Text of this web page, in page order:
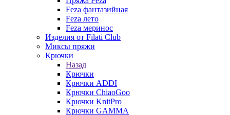
Feza фантазийная
Feza лето
Feza меринос
Изделия от Filati Club
Миксы пряжи
Крючки
Назад
Крючки
Крючки ADDI
Крючки ChiaoGoo
Крючки KnitPro
Крючки GAMMA